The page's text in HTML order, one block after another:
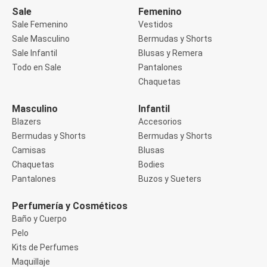
Buzos
Sueters
Camisas
Manga 3/4
Manga Corta
Manga Larga
Bermudas y Shorts
Blusas y Remeras
Chaquetas y Sacos
Musculosa
Tops
Jeans
Bombachas
Portaligas
Corset y Camisetes
Medias
Modeladores y Reductores
Plus Size
Sale
Sale Femenino
Sale Masculino
Sale Infantil
Todo en Sale
Femenino
Vestidos
Bermudas y Shorts
Blusas y Remera
Pantalones
Chaquetas
Masculino
Blazers
Bermudas y Shorts
Camisas
Chaquetas
Pantalones
Infantil
Accesorios
Bermudas y Shorts
Blusas
Bodies
Buzos y Sueters
Perfumería y Cosméticos
Baño y Cuerpo
Pelo
Kits de Perfumes
Maquillaje